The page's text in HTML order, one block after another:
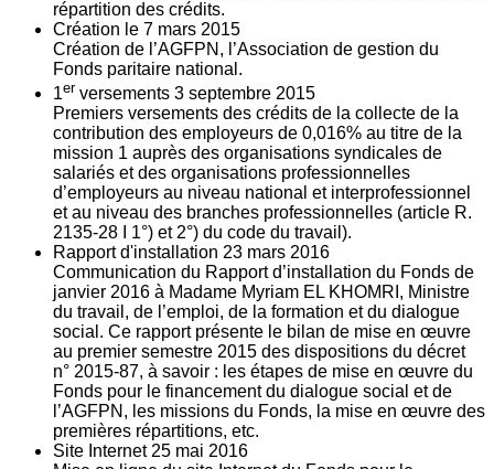
répartition des crédits.
Création le 7 mars 2015
Création de l’AGFPN, l’Association de gestion du
Fonds paritaire national.
1er versements 3 septembre 2015
Premiers versements des crédits de la collecte de la
contribution des employeurs de 0,016% au titre de la
mission 1 auprès des organisations syndicales de
salariés et des organisations professionnelles
d’employeurs au niveau national et interprofessionnel
et au niveau des branches professionnelles (article R.
2135‐28 I 1°) et 2°) du code du travail).
Rapport d'installation 23 mars 2016
Communication du Rapport d’installation du Fonds de
janvier 2016 à Madame Myriam EL KHOMRI, Ministre
du travail, de l’emploi, de la formation et du dialogue
social. Ce rapport présente le bilan de mise en œuvre
au premier semestre 2015 des dispositions du décret
n° 2015-87, à savoir : les étapes de mise en œuvre du
Fonds pour le financement du dialogue social et de
l’AGFPN, les missions du Fonds, la mise en œuvre des
premières répartitions, etc.
Site Internet 25 mai 2016